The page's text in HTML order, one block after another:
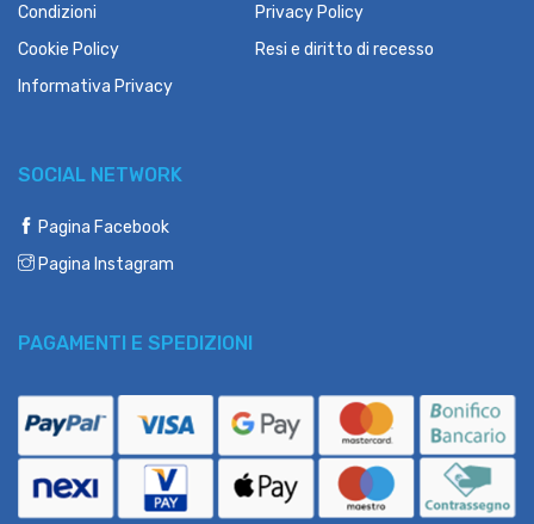
Condizioni
Privacy Policy
Cookie Policy
Resi e diritto di recesso
Informativa Privacy
SOCIAL NETWORK
Pagina Facebook
Pagina Instagram
PAGAMENTI E SPEDIZIONI